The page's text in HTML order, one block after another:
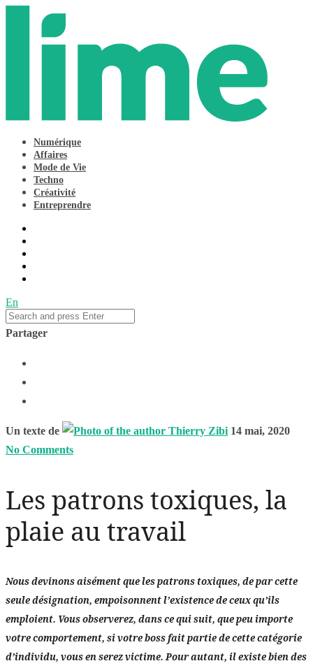
Numérique
Affaires
Mode de Vie
Techno
Créativité
Entreprendre
En
Partager
Un texte de Thierry Zibi 14 mai, 2020
No Comments
Les patrons toxiques, la
plaie au travail
Nous devinons aisément que les patrons toxiques, de par cette
seule désignation, empoisonnent l’existence de ceux qu’ils
emploient. Vous observerez, dans ce qui suit, que peu importe
votre comportement, si votre boss fait partie de cette catégorie
d’individu, vous en serez victime. Pour autant, il existe bien des